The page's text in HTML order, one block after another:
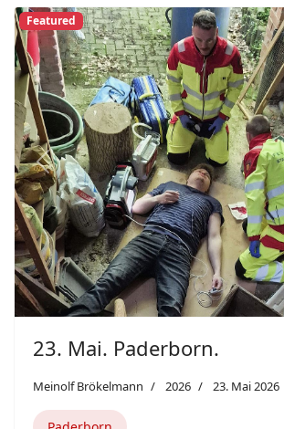
der Löschzug sein 100-jähriges
und dabei eindrucksvoll gezeigt,
ehrenamtlichem Engagement,
Gemeinschaftssinn und enormem
Zusammenhalt möglich ist.
Weiterlesen: Delbrück Lippling.
Previous
Featured